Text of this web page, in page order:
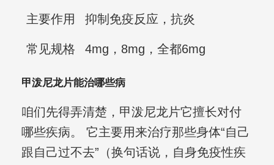
主要作用 抑制免疫反应，抗炎
常见规格 4mg，8mg，全都6mg
甲泼尼龙片能治哪些病
咱们先得弄清楚，甲泼尼龙片它擅长对付
哪些疾病。 它主要用来治疗那些身体“自己
跟自己过不去”（换句话说，自身免疫性疾